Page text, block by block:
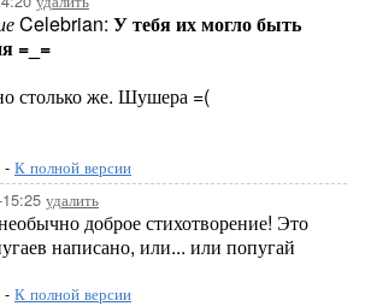
Celebrian: У тебя их могло быть
=_=
столько же. Шушера =(
- К полной версии
удалить
доброе стихотворение! Это
написано, или... или попугай
- К полной версии